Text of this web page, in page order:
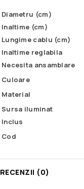
Diametru (cm)
Inaltime (cm)
Lungime cablu (cm)
Inaltime reglabila
Necesita ansamblare
Culoare
Material
Sursa iluminat
Inclus
Cod
RECENZII (0)